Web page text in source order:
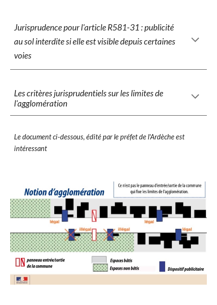
Jurisprudence pour l'article R581-31 : publicité
au sol interdite si elle est visible depuis certaines
voies
Les critères jurisprudentiels sur les limites de
l'agglomération
Le document ci-dessous, édité par le préfet de l'Ardèche est
intéressant